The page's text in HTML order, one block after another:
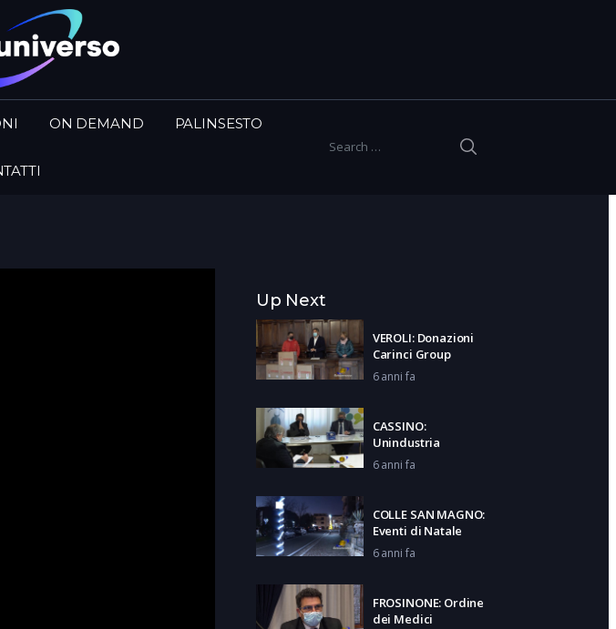
Search for:
ON DEMAND PALINSESTO
Up Next
VEROLI: Donazioni
Carinci Group
6 anni fa
CASSINO:
Unindustria
6 anni fa
COLLE SAN MAGNO:
Eventi di Natale
6 anni fa
FROSINONE: Ordine
dei Medici